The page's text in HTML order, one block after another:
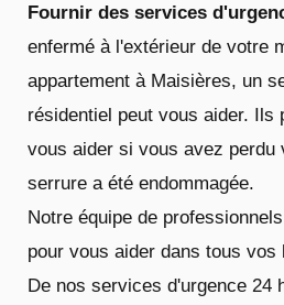
Fournir des services
enfermé à l'extérieur de votre
appartement à Maisières, un
résidentiel peut vous aider. Ils
vous aider si vous avez
serrure a été endommagée.
Notre équipe de
pour vous aider dans tous
De nos services d'urgence 24